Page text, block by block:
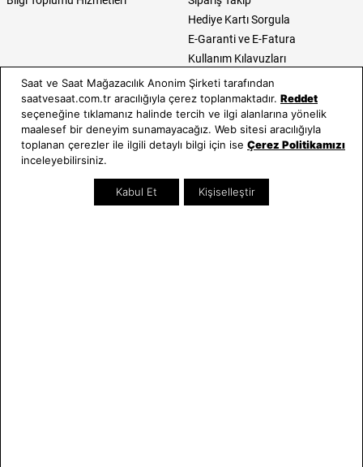
Hediye Kartı Sorgula
E-Garanti ve E-Fatura
Kullanım Kılavuzları
Saat ve Saat
Hakkımızda
Neden Saat ve Saat
Mağazalar
Mağazada Teknik Servis
Kategoriler
Erkek Saat
Kadın Saat
Takı & Aksesuar
Kampanyalar
Saat ve Saat Mağazacılık Anonim Şirketi tarafından
saatvesaat.com.tr aracılığıyla çerez toplanmaktadır. Reddet
seçeneğine tıklamanız halinde tercih ve ilgi alanlarına yönelik
maalesef bir deneyim sunamayacağız. Web sitesi aracılığıyla
toplanan çerezler ile ilgili detaylı bilgi için ise Çerez Politikamızı
inceleyebilirsiniz.
Kabul Et Kişiselleştir